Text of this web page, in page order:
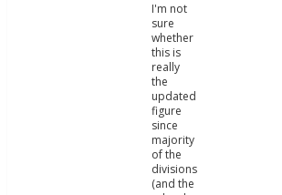
I'm not
sure
whether
this is
really
the
updated
figure
since
majority
of the
divisions
(and the